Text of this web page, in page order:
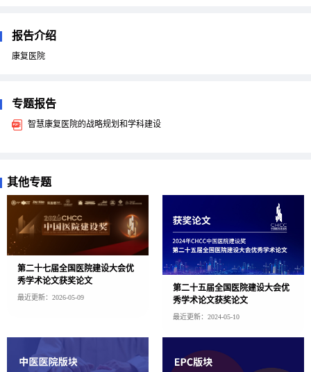
报告介绍
康复医院
专题报告
智慧康复医院的战略规划和学科建设
其他专题
第二十七届全国医院建设大会优
秀学术论文获奖论文
最近更新：2026-05-09
第二十五届全国医院建设大会优
秀学术论文获奖论文
最近更新：2024-05-10